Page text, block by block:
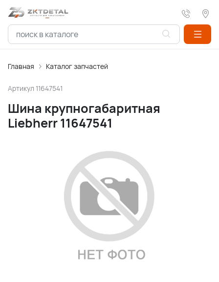
Главная Каталог запчастей
Артикул 11647541
Шина крупногабаритная
Liebherr 11647541